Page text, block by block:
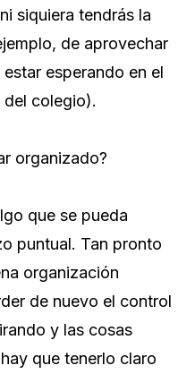
siquiera tendrás la
de aprovechar
esperando en el
del colegio).
organizado?
que se pueda
puntual. Tan pronto
organización
de nuevo el control
y las cosas
que tenerlo claro